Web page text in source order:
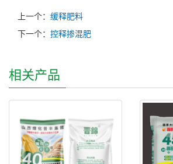
上一个： 缓释肥料
下一个： 控释掺混肥
相关产品